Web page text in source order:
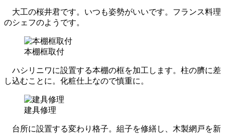
大工の桜井君です。いつも姿勢がいいです。フランス料理
のシェフのようです。
本棚框取付
ハシリニワに設置する本棚の框を加工します。柱の臍に差
し込むことに。化粧仕上なので慎重に。
建具修理
台所に設置する変わり格子。組子を修繕し、木製網戸を新